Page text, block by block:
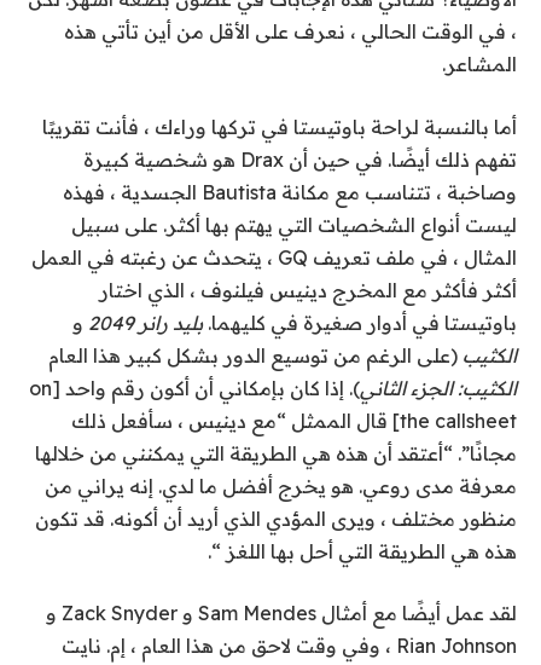
، في الوقت الحالي ، نعرف على الأقل من أين تأتي هذه
المشاعر.
أما بالنسبة لراحة باوتيستا في تركها وراءك ، فأنت تقريبًا
تفهم ذلك أيضًا. في حين أن Drax هو شخصية كبيرة
وصاخبة ، تتناسب مع مكانة Bautista الجسدية ، فهذه
ليست أنواع الشخصيات التي يهتم بها أكثر. على سبيل
المثال ، في ملف تعريف GQ ، يتحدث عن رغبته في العمل
أكثر فأكثر مع المخرج دينيس فيلنوف ، الذي اختار
باوتيستا في أدوار صغيرة في كليهما.بليد رانر 2049
و
الكثيب (على الرغم من توسيع الدور بشكل كبير هذا العام
الكثيب: الجزء الثاني
). إذا كان بإمكاني أن أكون رقم واحد [on
the callsheet] قال الممثل “مع دينيس ، سأفعل ذلك
مجانًا”. “أعتقد أن هذه هي الطريقة التي يمكنني من خلالها
معرفة مدى روعي. هو يخرج أفضل ما لدي. إنه يراني من
منظور مختلف ، ويرى المؤدي الذي أريد أن أكونه. قد تكون
هذه هي الطريقة التي أحل بها اللغز “.
لقد عمل أيضًا مع أمثال Sam Mendes و Zack Snyder و
Rian Johnson ،
وفي وقت لاحق من هذا العام ، إم. نايت